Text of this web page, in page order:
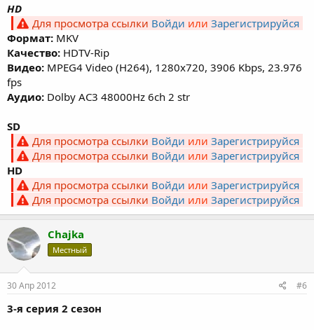
HD
Для просмотра ссылки Войди или Зарегистрируйся
Формат: MKV
Качество: HDTV-Rip
Видео: MPEG4 Video (H264), 1280x720, 3906 Kbps, 23.976
fps
Аудио: Dolby AC3 48000Hz 6ch 2 str
SD
Для просмотра ссылки Войди или Зарегистрируйся
Для просмотра ссылки Войди или Зарегистрируйся
HD
Для просмотра ссылки Войди или Зарегистрируйся
Для просмотра ссылки Войди или Зарегистрируйся
Chajka
Местный
30 Апр 2012 #6
3-я серия 2 сезон